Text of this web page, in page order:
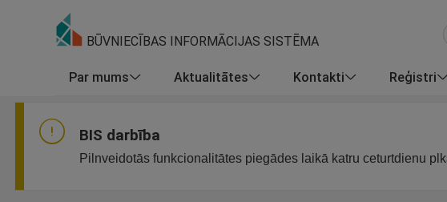
BŪVNIECĪBAS INFORMĀCIJAS SISTĒMA
Par mums Aktualitātes Kontakti Reģistri
BIS darbība
Pilnveidotās funkcionalitātes piegādes laikā katru ceturtdienu